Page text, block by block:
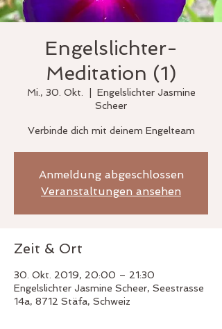
Engelslichter-
Meditation (1)
Mi., 30. Okt.
Engelslichter Jasmine
Scheer
Verbinde dich mit deinem Engelteam
Anmeldung abgeschlossen
Veranstaltungen ansehen
Zeit & Ort
30. Okt. 2019, 20:00 – 21:30
Engelslichter Jasmine Scheer, Seestrasse
14a, 8712 Stäfa, Schweiz